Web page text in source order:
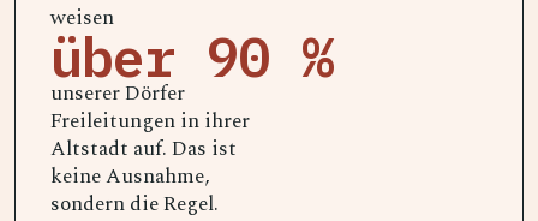
weisen
über 90 %
unserer Dörfer
Freileitungen in ihrer
Altstadt auf. Das ist
keine Ausnahme,
sondern die Regel.